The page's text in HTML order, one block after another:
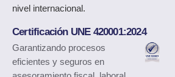
nivel internacional.
Certificación UNE 420001:2024
Garantizando procesos
eficientes y seguros en